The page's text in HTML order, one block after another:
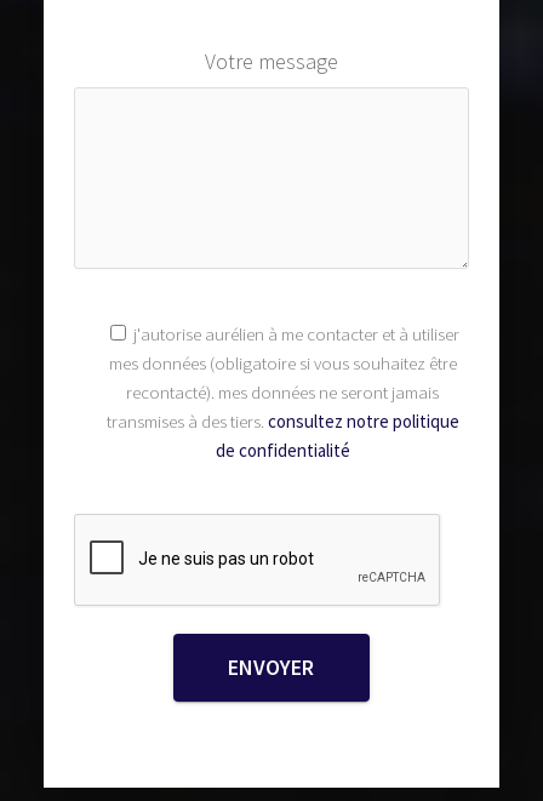
Votre message
j'autorise aurélien à me contacter et à utiliser
mes données (obligatoire si vous souhaitez être
recontacté). mes données ne seront jamais
transmises à des tiers. consultez notre politique
de confidentialité